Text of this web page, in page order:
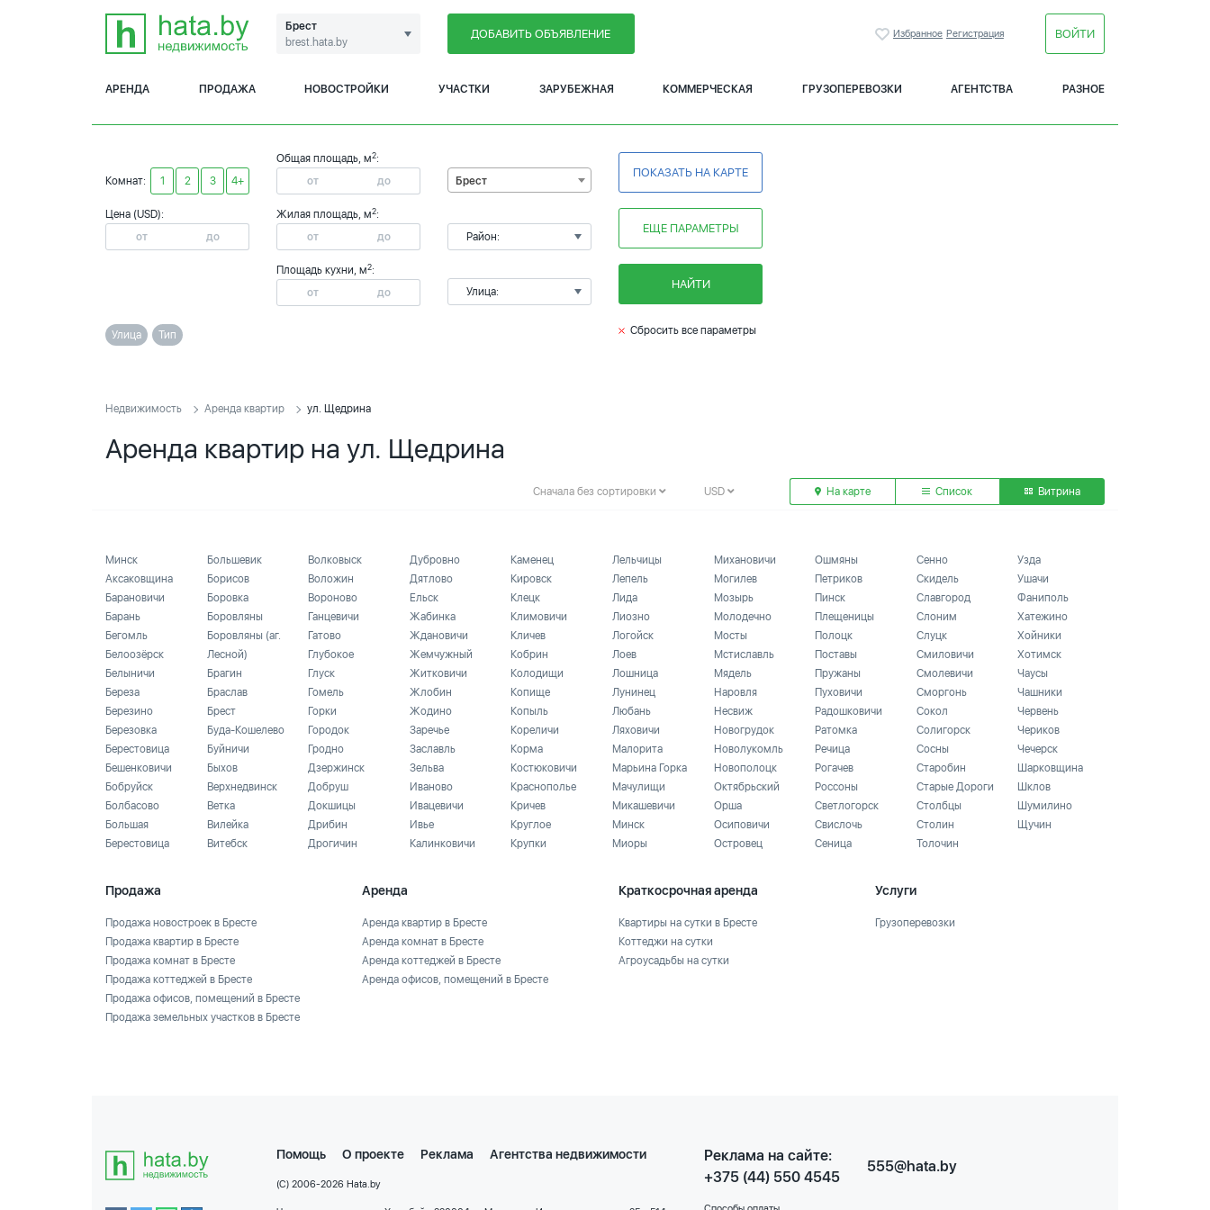
Брест
brest.hata.by
ДОБАВИТЬ ОБЪЯВЛЕНИЕ Избранное Регистрация ВОЙТИ
АРЕНДА ПРОДАЖА НОВОСТРОЙКИ УЧАСТКИ ЗАРУБЕЖНАЯ КОММЕРЧЕСКАЯ ГРУЗОПЕРЕВОЗКИ АГЕНТСТВА РАЗНОЕ
Комнат: 1 2 3 4+
Цена (USD):
Общая площадь, м2:
Жилая площадь, м2:
Площадь кухни, м2:
Брест
Район:
Улица:
ПОКАЗАТЬ НА КАРТЕ
ЕЩЕ ПАРАМЕТРЫ
НАЙТИ
Улица Тип Сбросить все параметры
Недвижимость Аренда квартир ул. Щедрина
Аренда квартир на ул. Щедрина
Сначала без сортировки USD На карте Список Витрина
Минск
Аксаковщина
Барановичи
Барань
Бегомль
Белоозёрск
Белыничи
Береза
Березино
Березовка
Берестовица
Бешенковичи
Бобруйск
Болбасово
Большая
Берестовица
Большевик
Борисов
Боровка
Боровляны
Боровляны (аг.
Лесной)
Брагин
Браслав
Брест
Буда-Кошелево
Буйничи
Быхов
Верхнедвинск
Ветка
Вилейка
Витебск
Волковыск
Воложин
Вороново
Ганцевичи
Гатово
Глубокое
Глуск
Гомель
Горки
Городок
Гродно
Дзержинск
Добруш
Докшицы
Дрибин
Дрогичин
Дубровно
Дятлово
Ельск
Жабинка
Ждановичи
Жемчужный
Житковичи
Жлобин
Жодино
Заречье
Заславль
Зельва
Иваново
Ивацевичи
Ивье
Калинковичи
Каменец
Кировск
Клецк
Климовичи
Кличев
Кобрин
Колодищи
Копище
Копыль
Кореличи
Корма
Костюковичи
Краснополье
Кричев
Круглое
Крупки
Лельчицы
Лепель
Лида
Лиозно
Логойск
Лоев
Лошница
Лунинец
Любань
Ляховичи
Малорита
Марьина Горка
Мачулищи
Микашевичи
Минск
Миоры
Михановичи
Могилев
Мозырь
Молодечно
Мосты
Мстиславль
Мядель
Наровля
Несвиж
Новогрудок
Новолукомль
Новополоцк
Октябрьский
Орша
Осиповичи
Островец
Ошмяны
Петриков
Пинск
Плещеницы
Полоцк
Поставы
Пружаны
Пуховичи
Радошковичи
Ратомка
Речица
Рогачев
Россоны
Светлогорск
Свислочь
Сеница
Сенно
Скидель
Славгород
Слоним
Слуцк
Смиловичи
Смолевичи
Сморгонь
Сокол
Солигорск
Сосны
Старобин
Старые Дороги
Столбцы
Столин
Толочин
Узда
Ушачи
Фаниполь
Хатежино
Хойники
Хотимск
Чаусы
Чашники
Червень
Чериков
Чечерск
Шарковщина
Шклов
Шумилино
Щучин
Продажа
Продажа новостроек в Бресте
Продажа квартир в Бресте
Продажа комнат в Бресте
Продажа коттеджей в Бресте
Продажа офисов, помещений в Бресте
Продажа земельных участков в Бресте
Аренда
Аренда квартир в Бресте
Аренда комнат в Бресте
Аренда коттеджей в Бресте
Аренда офисов, помещений в Бресте
Краткосрочная аренда
Квартиры на сутки в Бресте
Коттеджи на сутки
Агроусадьбы на сутки
Услуги
Грузоперевозки
Помощь О проекте Реклама Агентства недвижимости
(C) 2006-2026 Hata.by
Реклама на сайте:
+375 (44) 550 4545
555@hata.by